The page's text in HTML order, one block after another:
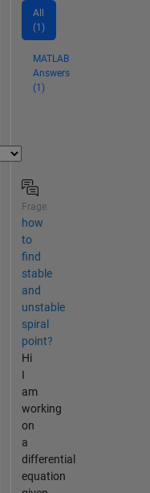
All
(1)
MATLAB
Answers
(1)
Frage
how
to
find
stable
and
unstable
spiral
point?
Hi
I
am
working
on
a
differential
equation